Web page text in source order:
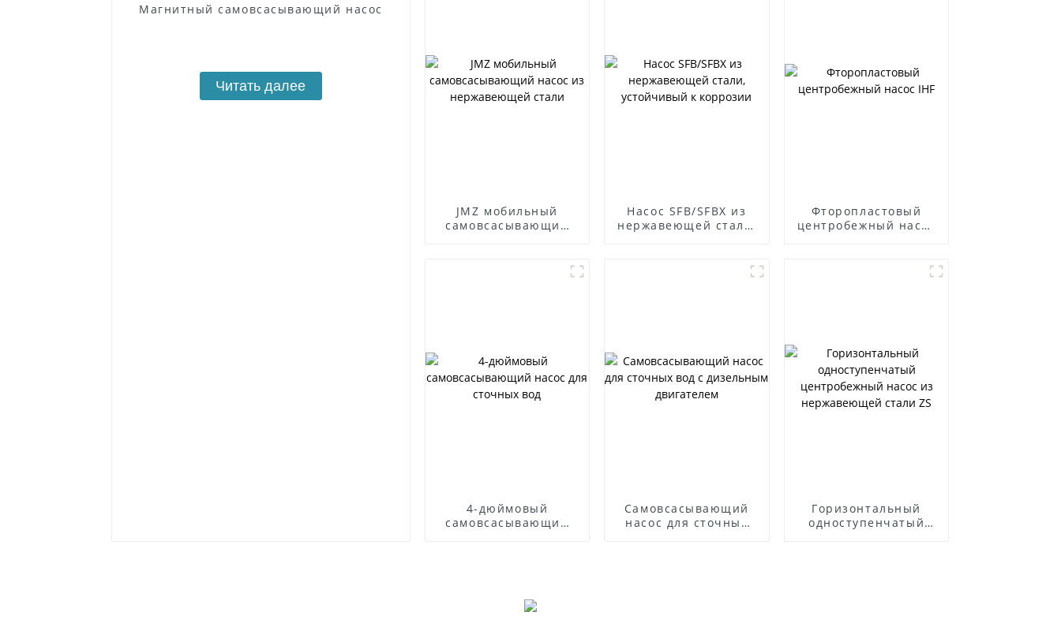
Магнитный самовсасывающий насос
Читать далее
JMZ мобильный
самовсасывающий
Насос SFB/SFBX из
нержавеющей стали,
Фторопластовый
центробежный насос
4-дюймовый
самовсасывающий
Самовсасывающий
насос для сточных
Горизонтальный
одноступенчатый